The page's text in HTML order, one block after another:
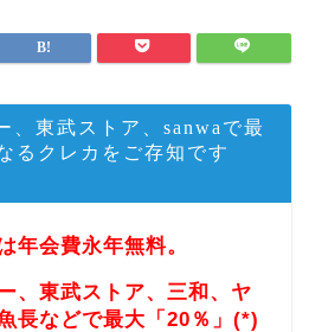
、東武ストア、sanwaで最
るクレカをご存知です
年会費永年無料。
、東武ストア、三和、ヤ
長などで最大「20％」(*)